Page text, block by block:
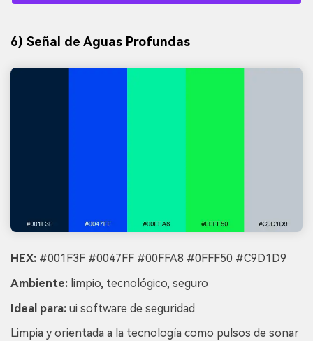
6) Señal de Aguas Profundas
HEX: #001F3F #0047FF #00FFA8 #0FFF50 #C9D1D9
Ambiente: limpio, tecnológico, seguro
Ideal para: ui software de seguridad
Limpia y orientada a la tecnología como pulsos de sonar